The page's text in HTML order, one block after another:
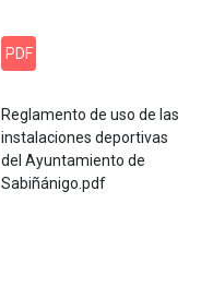
PDF
Reglamento de uso de las
instalaciones deportivas
del Ayuntamiento de
Sabiñánigo.pdf